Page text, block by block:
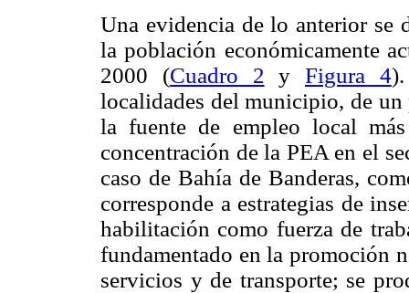
Una evidencia de lo anterior se
la población económicamente
2000 (Cuadro 2 y Figura 4
localidades del municipio, de
la fuente de empleo local
concentración de la PEA en el
caso de Bahía de Banderas,
corresponde a estrategias de
habilitación como fuerza de
fundamentado en la promoción
servicios y de transporte; se